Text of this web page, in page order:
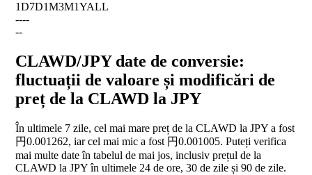
1D7D1M3M1YALL
----
--
CLAWD/JPY date de conversie:
fluctuații de valoare și modificări de
preț de la CLAWD la JPY
În ultimele 7 zile, cel mai mare preț de la CLAWD la JPY a fost
円0.001262, iar cel mai mic a fost 円0.001005. Puteți verifica
mai multe date în tabelul de mai jos, inclusiv prețul de la
CLAWD la JPY în ultimele 24 de ore, 30 de zile și 90 de zile.